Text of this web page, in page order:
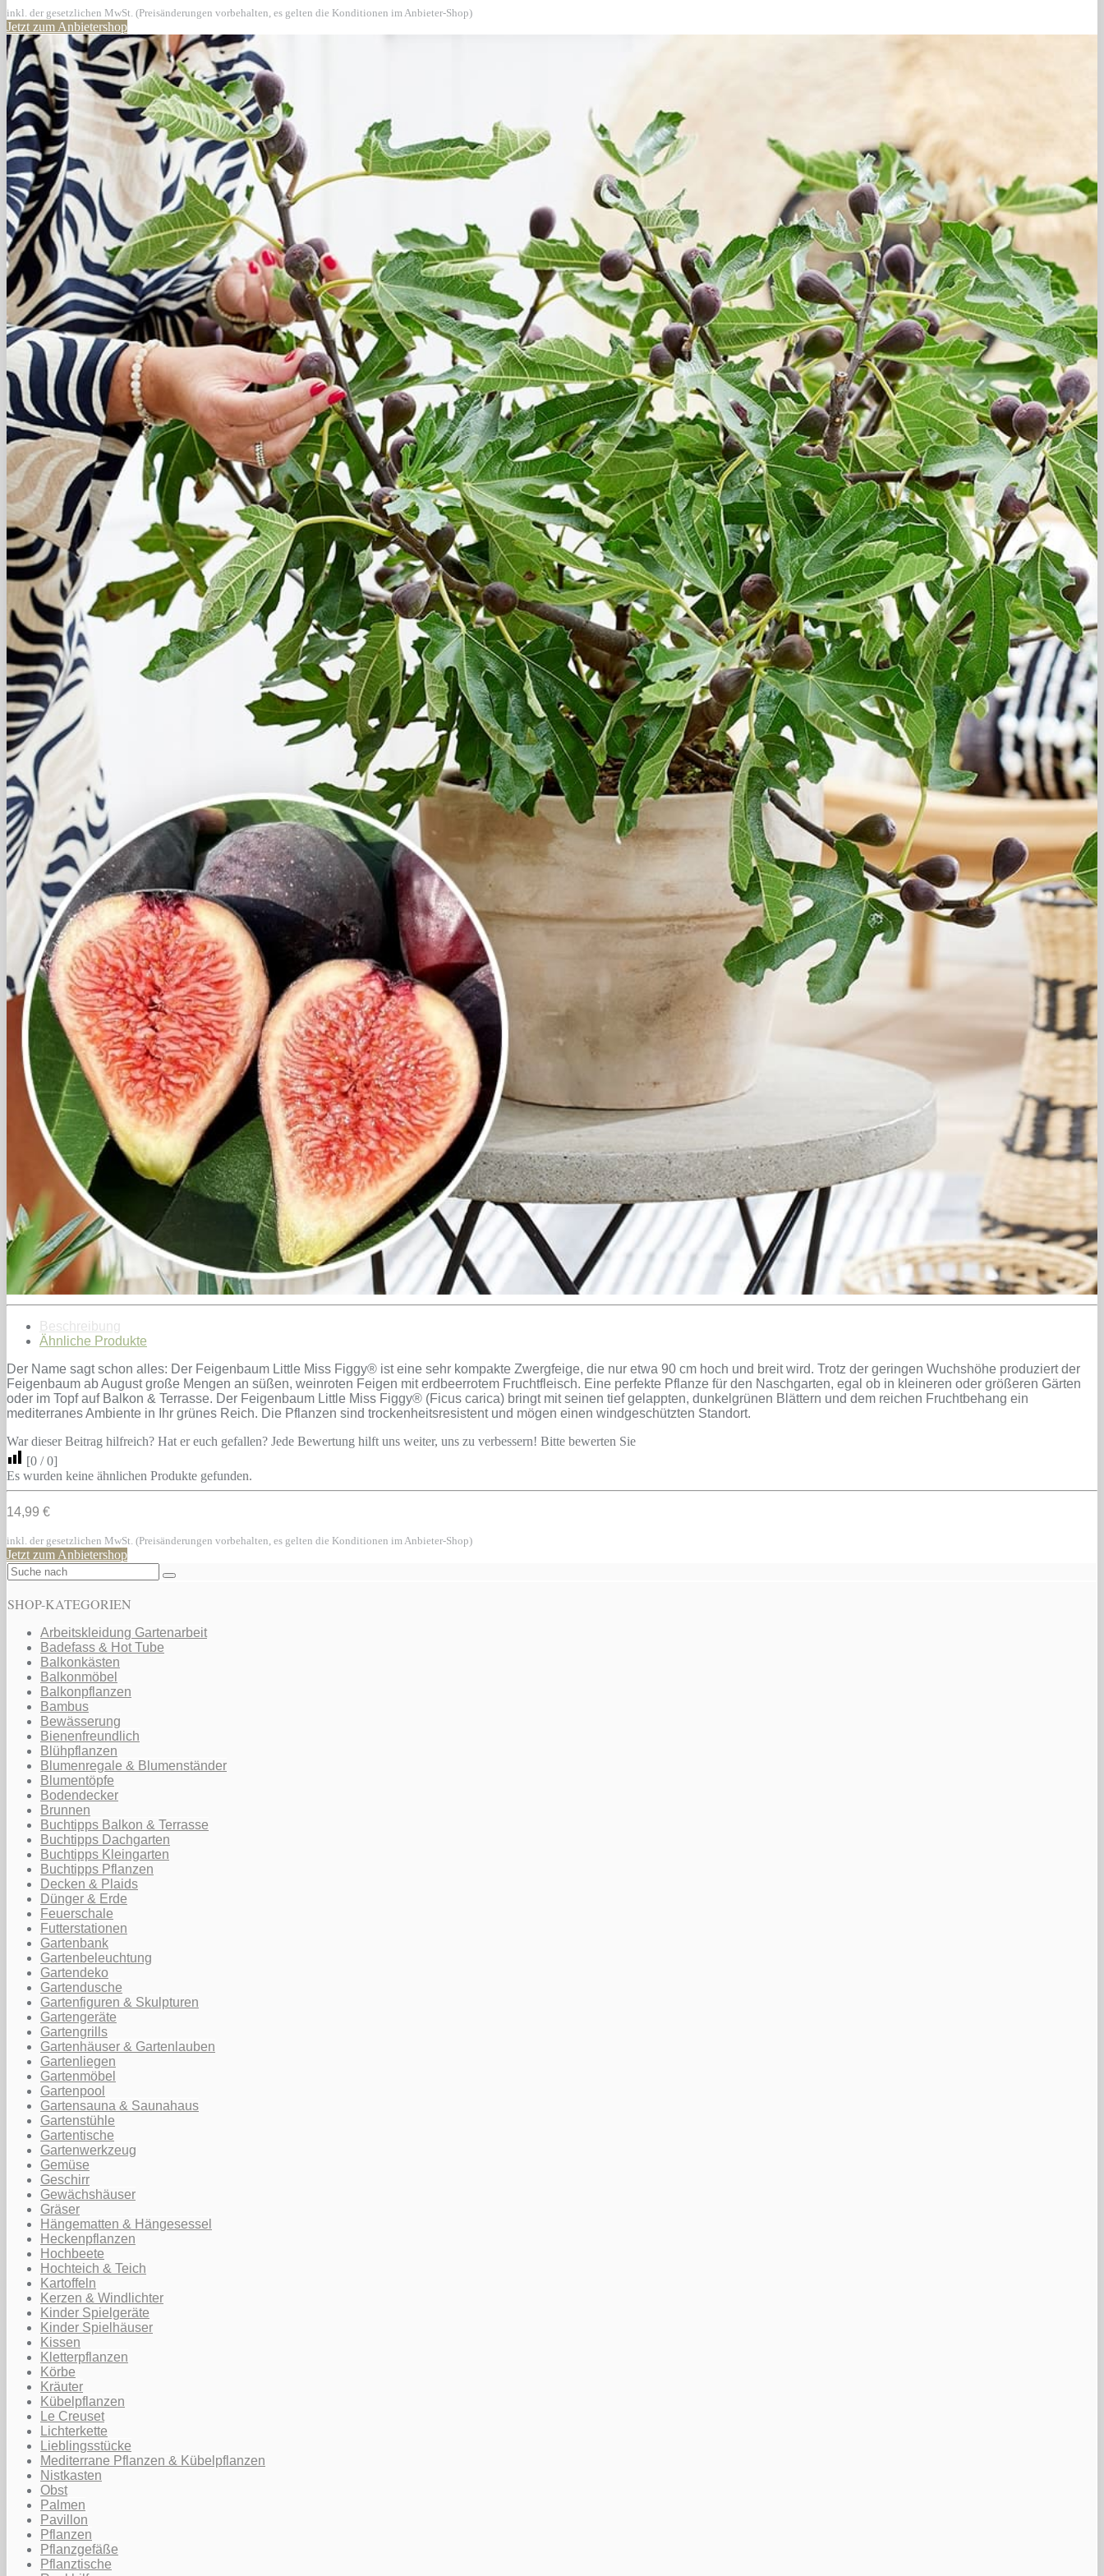
inkl. der gesetzlichen MwSt. (Preisänderungen vorbehalten, es gelten die Konditionen im Anbieter-Shop)
Jetzt zum Anbietershop
Beschreibung
Ähnliche Produkte
Der Name sagt schon alles: Der Feigenbaum Little Miss Figgy® ist eine sehr kompakte Zwergfeige, die nur etwa 90 cm hoch und breit wird. Trotz der geringen Wuchshöhe produziert der
Feigenbaum ab August große Mengen an süßen, weinroten Feigen mit erdbeerrotem Fruchtfleisch. Eine perfekte Pflanze für den Naschgarten, egal ob in kleineren oder größeren Gärten
oder im Topf auf Balkon & Terrasse. Der Feigenbaum Little Miss Figgy® (Ficus carica) bringt mit seinen tief gelappten, dunkelgrünen Blättern und dem reichen Fruchtbehang ein
mediterranes Ambiente in Ihr grünes Reich. Die Pflanzen sind trockenheitsresistent und mögen einen windgeschützten Standort.
War dieser Beitrag hilfreich? Hat er euch gefallen? Jede Bewertung hilft uns weiter, uns zu verbessern! Bitte bewerten Sie
[0 /0]
Es wurden keine ähnlichen Produkte gefunden.
14,99 €
inkl. der gesetzlichen MwSt. (Preisänderungen vorbehalten, es gelten die Konditionen im Anbieter-Shop)
Jetzt zum Anbietershop
SHOP-KATEGORIEN
Arbeitskleidung Gartenarbeit
Badefass & Hot Tube
Balkonkästen
Balkonmöbel
Balkonpflanzen
Bambus
Bewässerung
Bienenfreundlich
Blühpflanzen
Blumenregale & Blumenständer
Blumentöpfe
Bodendecker
Brunnen
Buchtipps Balkon & Terrasse
Buchtipps Dachgarten
Buchtipps Kleingarten
Buchtipps Pflanzen
Decken & Plaids
Dünger & Erde
Feuerschale
Futterstationen
Gartenbank
Gartenbeleuchtung
Gartendeko
Gartendusche
Gartenfiguren & Skulpturen
Gartengeräte
Gartengrills
Gartenhäuser & Gartenlauben
Gartenliegen
Gartenmöbel
Gartenpool
Gartensauna & Saunahaus
Gartenstühle
Gartentische
Gartenwerkzeug
Gemüse
Geschirr
Gewächshäuser
Gräser
Hängematten & Hängesessel
Heckenpflanzen
Hochbeete
Hochteich & Teich
Kartoffeln
Kerzen & Windlichter
Kinder Spielgeräte
Kinder Spielhäuser
Kissen
Kletterpflanzen
Körbe
Kräuter
Kübelpflanzen
Le Creuset
Lichterkette
Lieblingsstücke
Mediterrane Pflanzen & Kübelpflanzen
Nistkasten
Obst
Palmen
Pavillon
Pflanzen
Pflanzgefäße
Pflanztische